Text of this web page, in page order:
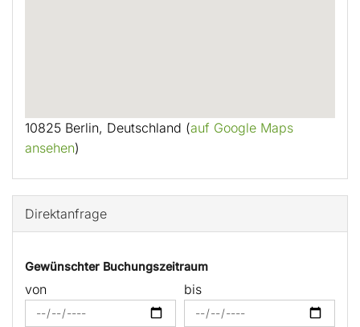
10825 Berlin, Deutschland (auf Google Maps
ansehen)
Direktanfrage
Gewünschter Buchungszeitraum
von bis